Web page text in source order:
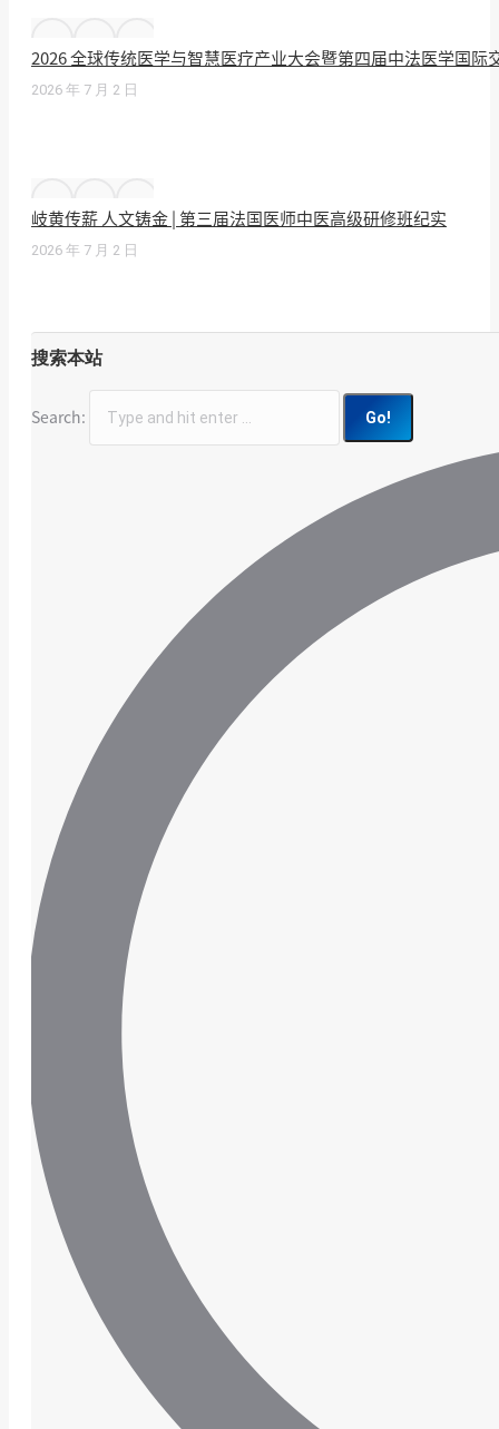
2026 全球传统医学与智慧医疗产业大会暨第四届中法医学国际
2026 年 7 月 2 日
岐黄传薪 人文铸金 | 第三届法国医师中医高级研修班纪实
2026 年 7 月 2 日
搜索本站
Search: